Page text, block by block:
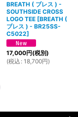
BREATH ( ブレス ) -
SOUTHSIDE CROSS
LOGO TEE [BREATH (
ブレス ) - BR25SS-
C5022]
17,000円(税別)
(税込 : 18,700円)